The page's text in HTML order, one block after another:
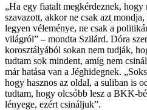
„Ha egy fiatalt megkérdeznek,
szavazott, akkor ne csak azt
legyen véleménye, ne csak a
világról” – mondta Szilárd. Dóra
korosztályából sokan nem tudják,
tudtam sok mindent, amíg nem
már hatása van a Jéghidegnek.
hogy hasznos az oldal, a suliban is
tudtam, hogy olcsóbb lesz a BKK-
lényege, ezért csináljuk”.